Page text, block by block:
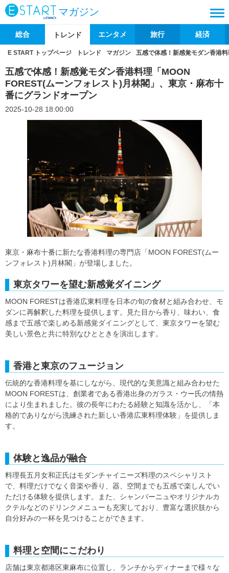
マガジン
総合 トレンド エンタメ 旅行 経済
E START トップページ トレンド マガジン 五感で体感！新感覚モダン香港
五感で体感！新感覚モダン香港料理「MOON
FOREST(ムーンフォレスト)月林閣」、東京・麻布十
番にグランドオープン
2025-10-28 18:00:00
東京・麻布十番に新たな香港料理の専門店「MOON FOREST(ムー
ンフォレスト)月林閣」が登場しました。
東京タワーを望む新感覚ダイニング
MOON FORESTは香港広東料理を日本の旬の食材と組み合わせ、モ
ダンに再解釈した料理を提供します。見た目から香り、味わい、食
感まで五感で楽しめる新感覚ダイニングとして、東京タワーを望む
美しい景色と共に特別なひとときを演出します。
香港と東京のフュージョン
伝統的な香港料理を基にしながら、現代的な美意識と組み合わせた
MOON FORESTは、創業者である香港出身のガラス・ウー氏の情熱
により生まれました。彼の長年にわたる経験と知識を活かし、「本
格的でありながら洗練された新しい香港広東料理体験」を提供しま
す。
体験と逸品が融合
料理長五月女和正氏はモダンチャイニーズ料理のスペシャリスト
で、料理だけでなく音楽や香り、器、空間までも五感で楽しんでい
ただける体験を提供します。また、シャンパーニュやオリジナルカ
クテルなどのドリンクメニューも充実しており、豊富な選択肢から
自分好みの一杯を見つけることができます。
料理と空間にこだわり
店舗は東京都港区東麻布に位置し、ランチからディナーまで様々な